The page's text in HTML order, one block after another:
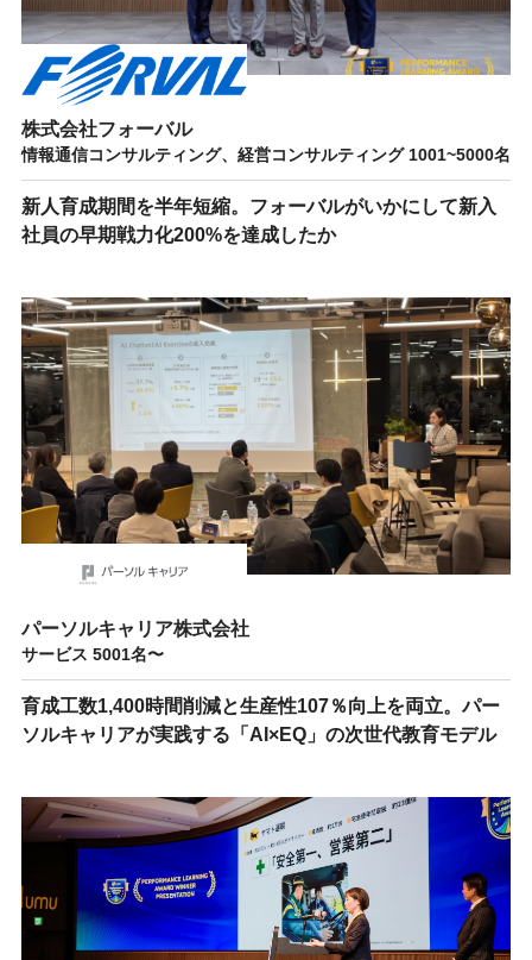
株式会社フォーバル
情報通信コンサルティング、経営コンサルティング 1001~5000名
新人育成期間を半年短縮。フォーバルがいかにして新入
社員の早期戦力化200%を達成したか
パーソルキャリア株式会社
サービス 5001名〜
育成工数1,400時間削減と生産性107％向上を両立。パー
ソルキャリアが実践する「AI×EQ」の次世代教育モデル